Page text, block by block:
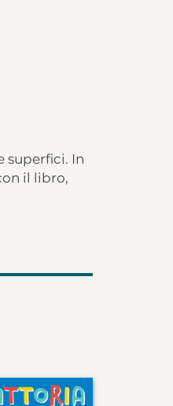
superfici. In
il libro,